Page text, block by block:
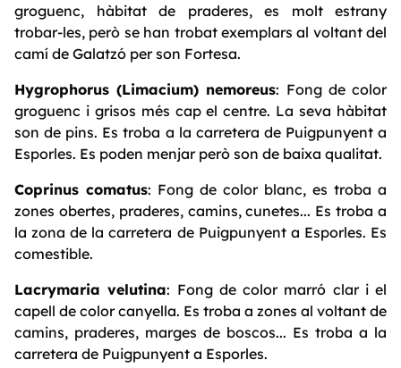
groguenc, hàbitat de praderes, es molt estrany
trobar-les, però se han trobat exemplars al voltant del
camí de Galatzó per son Fortesa.
Hygrophorus (Limacium) nemoreus: Fong de color
groguenc i grisos més cap el centre. La seva hàbitat
son de pins. Es troba a la carretera de Puigpunyent a
Esporles. Es poden menjar però son de baixa qualitat.
Coprinus comatus: Fong de color blanc, es troba a
zones obertes, praderes, camins, cunetes... Es troba a
la zona de la carretera de Puigpunyent a Esporles. Es
comestible.
Lacrymaria velutina: Fong de color marró clar i el
capell de color canyella. Es troba a zones al voltant de
camins, praderes, marges de boscos... Es troba a la
carretera de Puigpunyent a Esporles.